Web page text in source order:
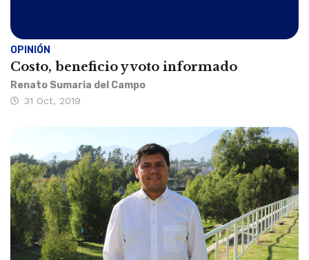
OPINIÓN
Costo, beneficio y voto informado
Renato Sumaria del Campo
31 Oct, 2019